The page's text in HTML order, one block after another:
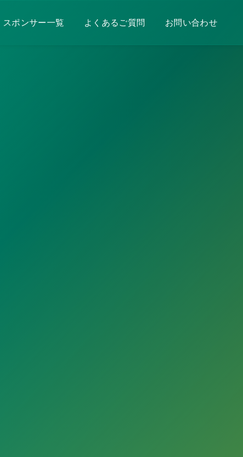
スポンサー一覧 よくあるご質問 お問い合わせ